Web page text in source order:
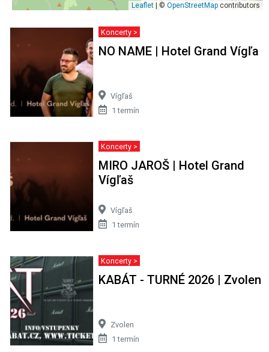
Leaflet | © OpenStreetMap contributors
Koncerty >
NO NAME | Hotel Grand Vígľa
Vígľaš
1 termín
Koncerty >
MIRO JAROŠ | Hotel Grand
Vígľaš
Vígľaš
1 termín
Koncerty >
KABÁT - TURNÉ 2026 | Zvolen
Zvolen
1 termín